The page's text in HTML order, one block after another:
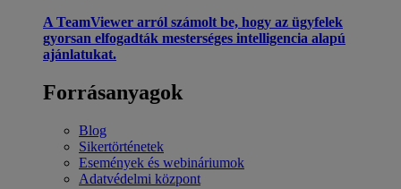
A TeamViewer arról számolt be, hogy az ügyfelek
gyorsan elfogadták mesterséges intelligencia alapú
ajánlatukat.
Forrásanyagok
Blog
Sikertörténetek
Események és webináriumok
Adatvédelmi központ